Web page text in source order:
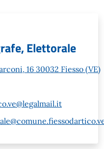
Elettorale
16 30032 Fiesso (VE)